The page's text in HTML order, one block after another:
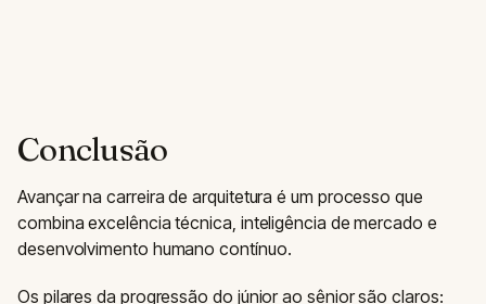
Conclusão
Avançar na carreira de arquitetura é um processo que
combina excelência técnica, inteligência de mercado e
desenvolvimento humano contínuo.
Os pilares da progressão do júnior ao sênior são claros: